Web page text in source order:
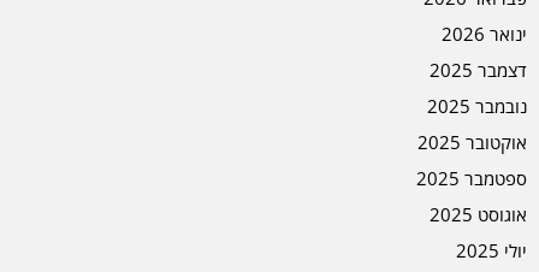
ינואר 2026
דצמבר 2025
נובמבר 2025
אוקטובר 2025
ספטמבר 2025
אוגוסט 2025
יולי 2025